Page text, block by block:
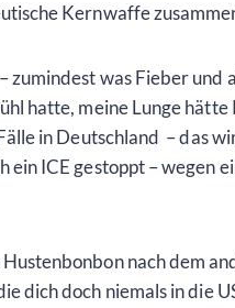
Kernwaffe
zumindest was Fieber
hatte, meine Lunge
in Deutschland – das
ICE gestoppt – wegen
nach dem
dich doch niemals in die